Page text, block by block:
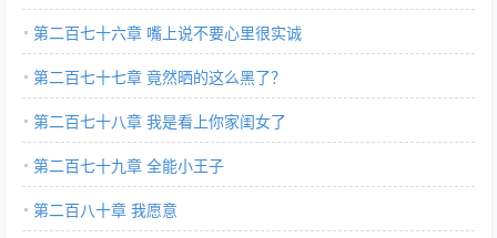
第二百七十六章 嘴上说不要心里很实诚
第二百七十七章 竟然晒的这么黑了？
第二百七十八章 我是看上你家闺女了
第二百七十九章 全能小王子
第二百八十章 我愿意